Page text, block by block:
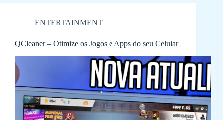
ENTERTAINMENT
QCleaner – Otimize os Jogos e Apps do seu Celular